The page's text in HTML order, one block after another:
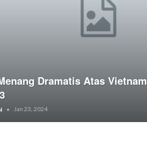
Dramatis Atas
Jan 23, 2024